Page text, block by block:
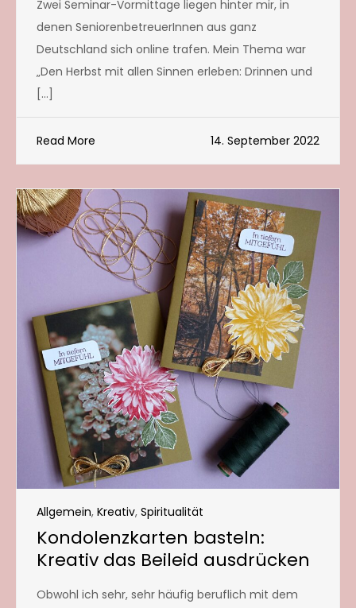
Zwei Seminar-Vormittage liegen hinter mir, in
denen SeniorenbetreuerInnen aus ganz
Deutschland sich online trafen. Mein Thema war
„Den Herbst mit allen Sinnen erleben: Drinnen und
[…]
Read More 14. September 2022
Allgemein, Kreativ, Spiritualität
Kondolenzkarten basteln:
Kreativ das Beileid ausdrücken
Obwohl ich sehr, sehr häufig beruflich mit dem